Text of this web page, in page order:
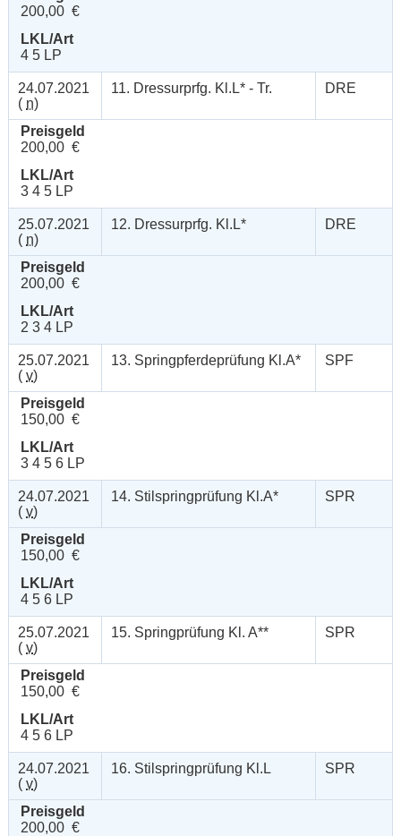
200,00 €
LKL/Art
4 5 LP
24.07.2021
( n)
11. Dressurprfg. Kl.L* - Tr. DRE
Preisgeld
200,00 €
LKL/Art
3 4 5 LP
25.07.2021
( n)
12. Dressurprfg. Kl.L* DRE
Preisgeld
200,00 €
LKL/Art
2 3 4 LP
25.07.2021
( v)
13. Springpferdeprüfung Kl.A* SPF
Preisgeld
150,00 €
LKL/Art
3 4 5 6 LP
24.07.2021
( v)
14. Stilspringprüfung Kl.A* SPR
Preisgeld
150,00 €
LKL/Art
4 5 6 LP
25.07.2021
( v)
15. Springprüfung Kl. A** SPR
Preisgeld
150,00 €
LKL/Art
4 5 6 LP
24.07.2021
( v)
16. Stilspringprüfung Kl.L SPR
Preisgeld
200,00 €